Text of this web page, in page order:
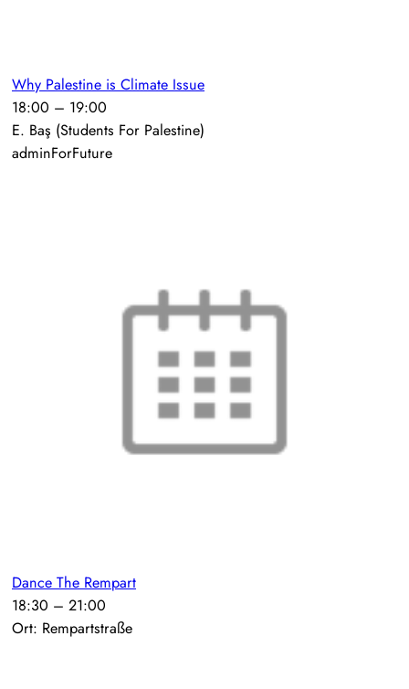
Why Palestine is Climate Issue
18:00 – 19:00
E. Baş (Students For Palestine)
adminForFuture
Dance The Rempart
18:30 – 21:00
Ort: Rempartstraße